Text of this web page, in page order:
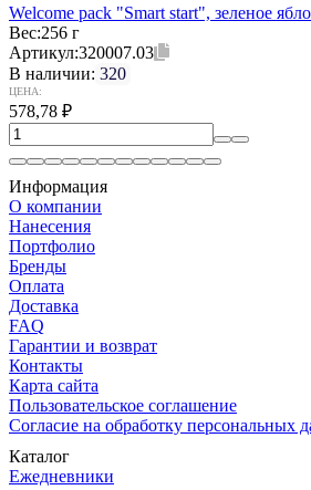
Welcome pack "Smart start", зеленое
Вес:256 г
Артикул:320007.03
В наличии: 320
ЦЕНА:
578,78 ₽
Информация
О компании
Нанесения
Портфолио
Бренды
Оплата
Доставка
FAQ
Гарантии и возврат
Контакты
Карта сайта
Пользовательское соглашение
Согласие на обработку персональных
Каталог
Ежедневники